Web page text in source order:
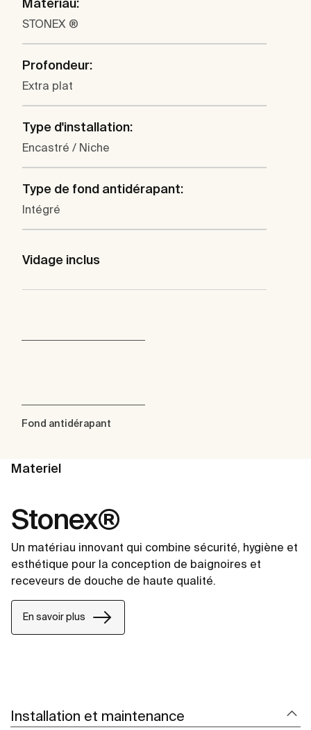
Matériau:
STONEX ®
Profondeur:
Extra plat
Type d'installation:
Encastré / Niche
Type de fond antidérapant:
Intégré
Vidage inclus
Fond antidérapant
Materiel
Stonex®
Un matériau innovant qui combine sécurité, hygiène et
esthétique pour la conception de baignoires et
receveurs de douche de haute qualité.
En savoir plus
Installation et maintenance